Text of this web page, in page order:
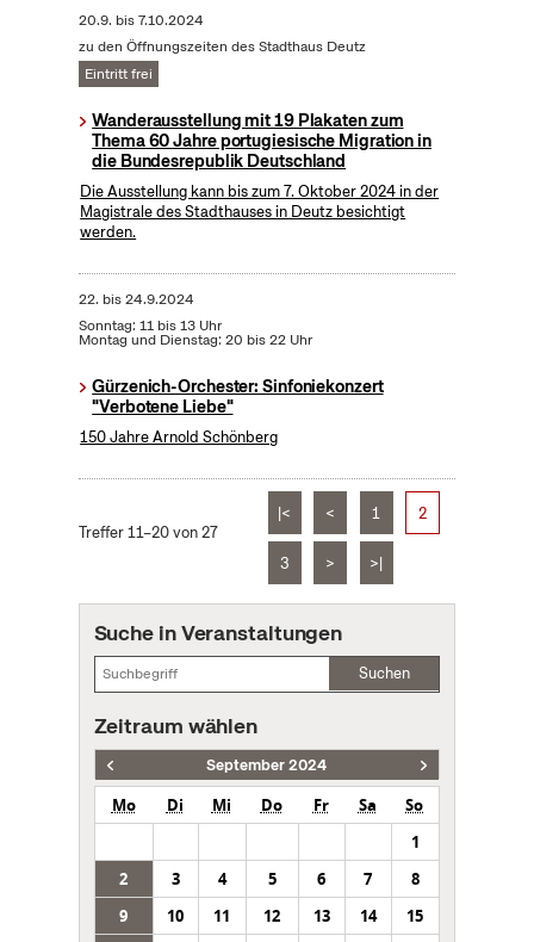
20.9. bis7.10.2024
zu den Öffnungszeiten des Stadthaus Deutz
Eintritt frei
Wanderausstellung mit 19 Plakaten zum
Thema 60 Jahre portugiesische Migration in
die Bundesrepublik Deutschland
Die Ausstellung kann bis zum 7. Oktober 2024 in der
Magistrale des Stadthauses in Deutz besichtigt
werden.
22. bis24.9.2024
Sonntag: 11 bis 13 Uhr
Montag und Dienstag: 20 bis 22 Uhr
Gürzenich-Orchester: Sinfoniekonzert
"Verbotene Liebe"
150 Jahre Arnold Schönberg
Treffer 11–20 von 27
|< < 1 2
3 > >|
Suche in Veranstaltungen
Suchen
Zeitraum wählen
September 2024
Mo Di Mi Do Fr Sa
So
1
2
3 4 5 6 7
8
9
10 11 12 13 14
15